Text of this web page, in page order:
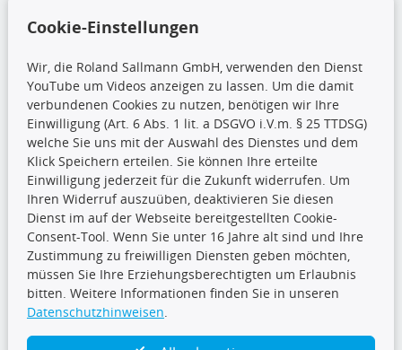
Zahlungsarten
Wir versenden mit
CARAT Gruppe
Cookie-Einstellungen
Wir, die Roland Sallmann GmbH, verwenden den Dienst
YouTube um Videos anzeigen zu lassen. Um die damit
verbundenen Cookies zu nutzen, benötigen wir Ihre
Einwilligung (Art. 6 Abs. 1 lit. a DSGVO i.V.m. § 25 TTDSG)
welche Sie uns mit der Auswahl des Dienstes und dem
Klick Speichern erteilen. Sie können Ihre erteilte
Einwilligung jederzeit für die Zukunft widerrufen. Um
Ihren Widerruf auszuüben, deaktivieren Sie diesen
Dienst im auf der Webseite bereitgestellten Cookie-
Consent-Tool. Wenn Sie unter 16 Jahre alt sind und Ihre
Zustimmung zu freiwilligen Diensten geben möchten,
müssen Sie Ihre Erziehungsberechtigten um Erlaubnis
bitten. Weitere Informationen finden Sie in unseren
Datenschutzhinweisen.